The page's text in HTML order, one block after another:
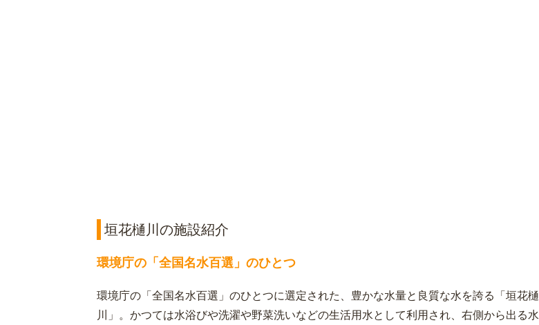
垣花樋川の施設紹介
環境庁の「全国名水百選」のひとつ
環境庁の「全国名水百選」のひとつに選定された、豊かな水量と良質な水を誇る「垣花樋
川」。かつては水浴びや洗濯や野菜洗いなどの生活用水として利用され、右側から出る水